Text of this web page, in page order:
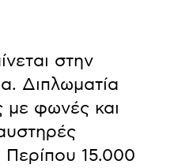
στην
Διπλωματία
με φωνές και
Περίπου 15.000